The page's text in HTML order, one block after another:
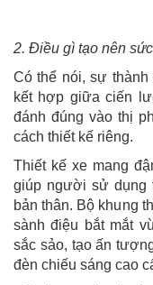
2. Điều gì tạo nên
Có thể nói, sự
kết hợp giữa ciến
đánh đúng vào thị
cách thiết kế riêng.
Thiết kế xe mang
giúp người sử dụng
bản thân. Bộ khung
sành điệu bắt mắt
sắc sảo, tạo ấn
đèn chiếu sáng cao